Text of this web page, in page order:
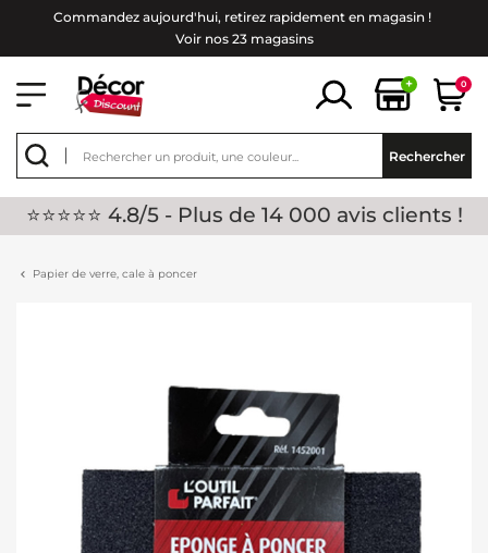
Commandez aujourd'hui, retirez rapidement en magasin !
Voir nos 23 magasins
+ 0
Rechercher
⭐⭐⭐⭐⭐ 4.8/5 - Plus de 14 000 avis clients !
Papier de verre, cale à poncer